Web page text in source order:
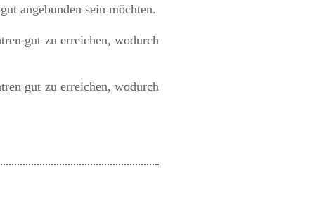
angebunden sein möchten.
gut zu erreichen, wodurch
gut zu erreichen, wodurch